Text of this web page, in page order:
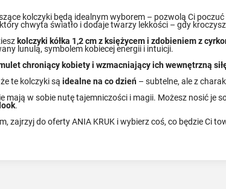
kolczyki będą idealnym wyborem – pozwolą Ci
chwyta światło i dodaje twarzy lekkości – gdy
kolczyki kółka 1,2 cm z księżycem i zdobieniem z
lunulą, symbolem kobiecej energii i intuicji.
chroniący kobiety i wzmacniający ich wewnętrzną
te kolczyki sąidealne na co dzień – subtelne, ale z
w sobie nutę tajemniczości i magii. Możesz nosić je
.
zajrzyj do oferty ANIA KRUK i wybierz coś, co będzie Ci